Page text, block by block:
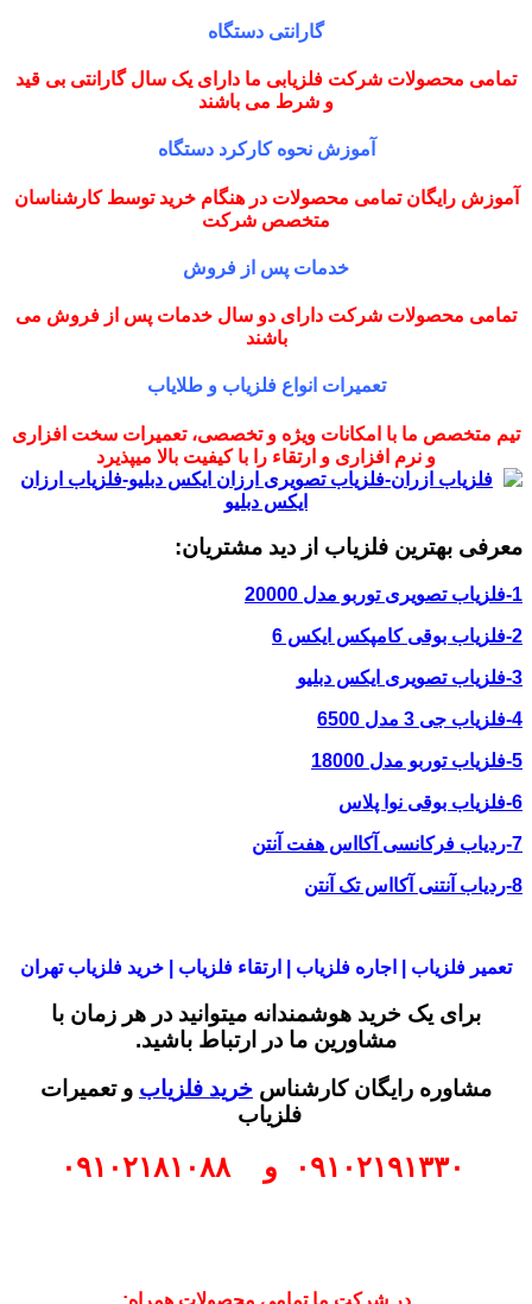
گارانتی دستگاه
تمامی محصولات شرکت فلزیابی ما دارای یک سال گارانتی بی قید
و شرط می باشند
آموزش نحوه کارکرد دستگاه
آموزش رایگان تمامی محصولات در هنگام خرید توسط کارشناسان
متخصص شرکت
خدمات پس از فروش
تمامی محصولات شرکت دارای دو سال خدمات پس از فروش می
باشند
تعمیرات انواع فلزیاب و طلایاب
تیم متخصص ما با امکانات ویژه و تخصصی، تعمیرات سخت افزاری
و نرم افزاری و ارتقاء را با کیفیت بالا میپذیرد
معرفی بهترین فلزیاب از دید مشتریان:
1-فلزیاب تصویری توربو مدل 20000
2-فلزیاب بوقی کامپکس ایکس 6
3-فلزیاب تصویری ایکس دبلیو
4-فلزیاب جی 3 مدل 6500
5-فلزیاب توربو مدل 18000
6-فلزیاب بوقی نوا پلاس
7-ردیاب فرکانسی آکااس هفت آنتن
8-ردیاب آنتنی آکااس تک آنتن
تعمیر فلزیاب | اجاره فلزیاب | ارتقاء فلزیاب | خرید فلزیاب تهران
برای یک خرید هوشمندانه میتوانید در هر زمان با
مشاورین ما در ارتباط باشید.
مشاوره رایگان کارشناس خرید فلزیاب و تعمیرات
فلزیاب
۰۹۱۰۲۱۹۱۳۳۰ و۰۹۱۰۲۱۸۱۰۸۸